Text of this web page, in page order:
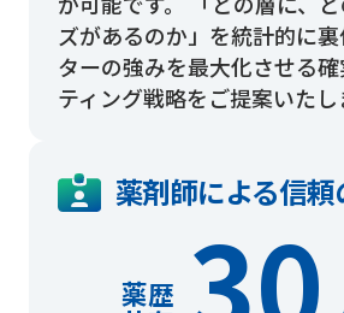
ズがあるのか」を統計的に
ターの強みを最大化させる
ティング戦略をご提案いたし
薬剤師による信頼
薬歴